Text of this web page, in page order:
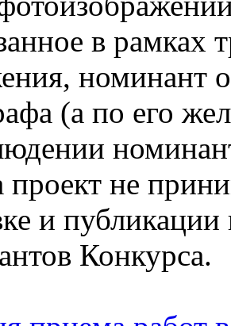
в рамках
номинант
(а по его
проект не
и публикации
Конкурса.